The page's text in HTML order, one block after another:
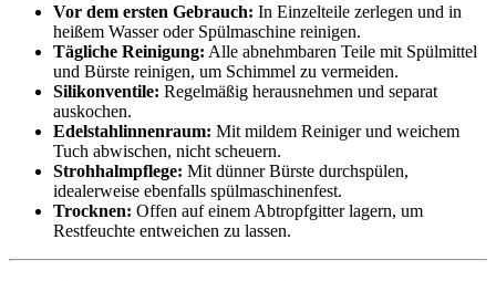
Vor dem ersten Gebrauch: In Einzelteile zerlegen und in
heißem Wasser oder Spülmaschine reinigen.
Tägliche Reinigung: Alle abnehmbaren Teile mit Spülmittel
und Bürste reinigen, um Schimmel zu vermeiden.
Silikonventile: Regelmäßig herausnehmen und separat
auskochen.
Edelstahlinnenraum: Mit mildem Reiniger und weichem
Tuch abwischen, nicht scheuern.
Strohhalmpflege: Mit dünner Bürste durchspülen,
idealerweise ebenfalls spülmaschinenfest.
Trocknen: Offen auf einem Abtropfgitter lagern, um
Restfeuchte entweichen zu lassen.